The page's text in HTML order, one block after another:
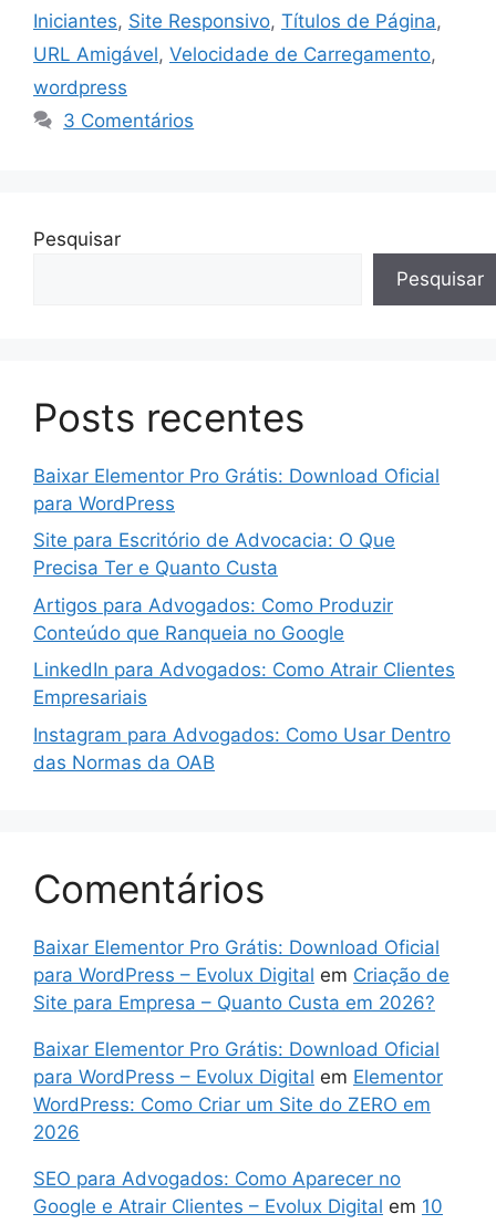
Iniciantes, Site Responsivo, Títulos de Página,
URL Amigável, Velocidade de Carregamento,
wordpress
3 Comentários
Pesquisar
Pesquisar
Posts recentes
Baixar Elementor Pro Grátis: Download Oficial
para WordPress
Site para Escritório de Advocacia: O Que
Precisa Ter e Quanto Custa
Artigos para Advogados: Como Produzir
Conteúdo que Ranqueia no Google
LinkedIn para Advogados: Como Atrair Clientes
Empresariais
Instagram para Advogados: Como Usar Dentro
das Normas da OAB
Comentários
Baixar Elementor Pro Grátis: Download Oficial
para WordPress – Evolux Digital em Criação de
Site para Empresa – Quanto Custa em 2026?
Baixar Elementor Pro Grátis: Download Oficial
para WordPress – Evolux Digital em Elementor
WordPress: Como Criar um Site do ZERO em
2026
SEO para Advogados: Como Aparecer no
Google e Atrair Clientes – Evolux Digital em 10